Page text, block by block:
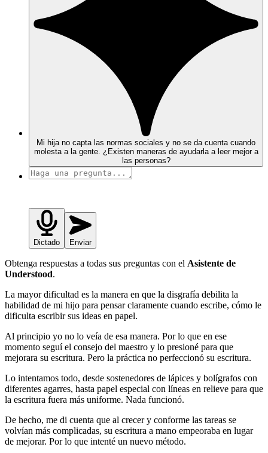
Mi hija no capta las normas sociales y no se da cuenta cuando
molesta a la gente. ¿Existen maneras de ayudarla a leer mejor a
las personas?
Dictado Enviar
Obtenga respuestas a todas sus preguntas con el Asistente de
Understood.
La mayor dificultad es la manera en que la disgrafía debilita la
habilidad de mi hijo para pensar claramente cuando escribe, cómo le
dificulta escribir sus ideas en papel.
Al principio yo no lo veía de esa manera. Por lo que en ese
momento seguí el consejo del maestro y lo presioné para que
mejorara su escritura. Pero la práctica no perfeccionó su escritura.
Lo intentamos todo, desde sostenedores de lápices y bolígrafos con
diferentes agarres, hasta papel especial con líneas en relieve para que
la escritura fuera más uniforme. Nada funcionó.
De hecho, me di cuenta que al crecer y conforme las tareas se
volvían más complicadas, su escritura a mano empeoraba en lugar
de mejorar. Por lo que intenté un nuevo método.